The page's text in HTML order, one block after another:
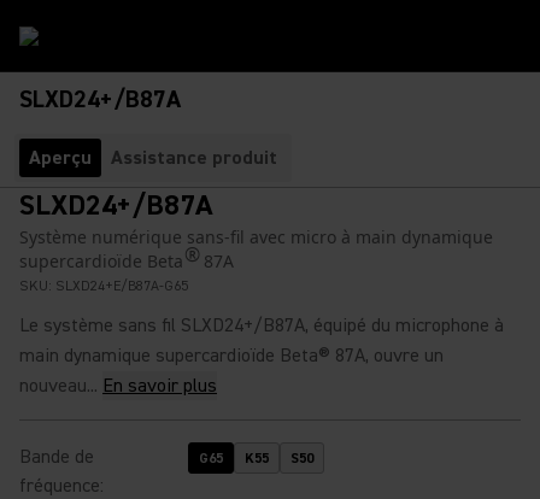
SLXD24+/B87A
Aperçu Assistance produit
SLXD24+/B87A
Système numérique sans-fil avec micro à main dynamique
supercardioïde Beta® 87A
SKU: SLXD24+E/B87A-G65
Le système sans fil SLXD24+/B87A, équipé du microphone à
main dynamique supercardioïde Beta® 87A, ouvre un
nouveau... En savoir plus
Bande de
fréquence:
G65 K55 S50